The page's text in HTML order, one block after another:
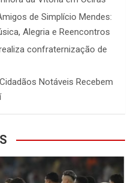
de Simplício Mendes:
Alegria e Reencontros
confraternização de
Cidadãos Notáveis Recebem